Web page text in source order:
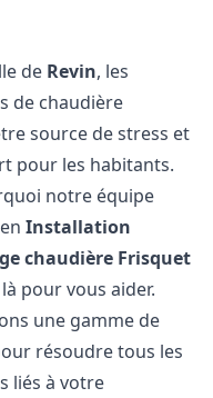
de Revin, les
de chaudière
source de stress et
pour les habitants.
notre équipe
Installation
chaudière Frisquet
pour vous aider.
une gamme de
résoudre tous les
liés à votre